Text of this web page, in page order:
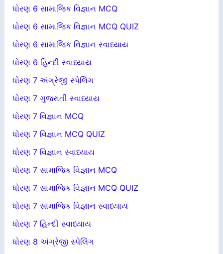
ધોરણ 6 સામાજિક વિજ્ઞાન MCQ
ધોરણ 6 સામાજિક વિજ્ઞાન MCQ QUIZ
ધોરણ 6 સામાજિક વિજ્ઞાન સ્વાધ્યાય
ધોરણ 6 હિન્દી સ્વાધ્યાય
ધોરણ 7 અંગ્રેજી સ્પેલિંગ
ધોરણ 7 ગુજરાતી સ્વાધ્યાય
ધોરણ 7 વિજ્ઞાન MCQ
ધોરણ 7 વિજ્ઞાન MCQ QUIZ
ધોરણ 7 વિજ્ઞાન સ્વાધ્યાય
ધોરણ 7 સામાજિક વિજ્ઞાન MCQ
ધોરણ 7 સામાજિક વિજ્ઞાન MCQ QUIZ
ધોરણ 7 સામાજિક વિજ્ઞાન સ્વાધ્યાય
ધોરણ 7 હિન્દી સ્વાધ્યાય
ધોરણ 8 અંગ્રેજી સ્પેલિંગ